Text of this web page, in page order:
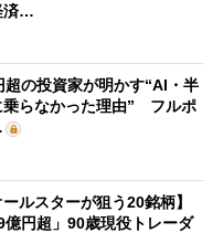
済…
超の投資家が明かす“AI・半
乗らなかった理由” フルポ
ールスターが狙う20銘柄】
億円超」90歳現役トレーダ